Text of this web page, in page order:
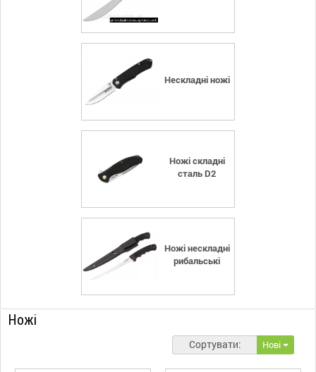
Нескладні ножі
Ножі складні
сталь D2
Ножі нескладні
рибальські
Ножі
Сортувати: Нові